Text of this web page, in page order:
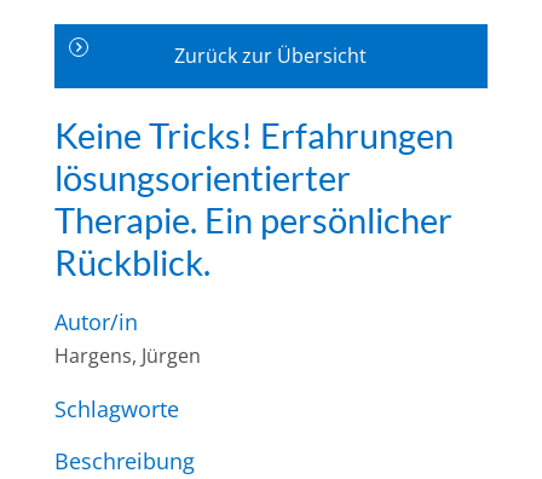
Zurück zur Übersicht
Keine Tricks! Erfahrungen
lösungsorientierter
Therapie. Ein persönlicher
Rückblick.
Autor/in
Hargens, Jürgen
Schlagworte
Beschreibung